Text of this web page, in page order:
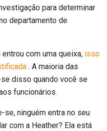
para determinar
departamento de
com uma queixa, isso
. A maioria das
disso quando você se
funcionários.
se, ninguém entra no seu
com a Heather? Ela está